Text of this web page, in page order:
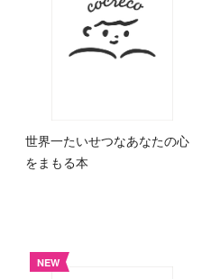
世界一たいせつなあなたの心
をまもる本
NEW